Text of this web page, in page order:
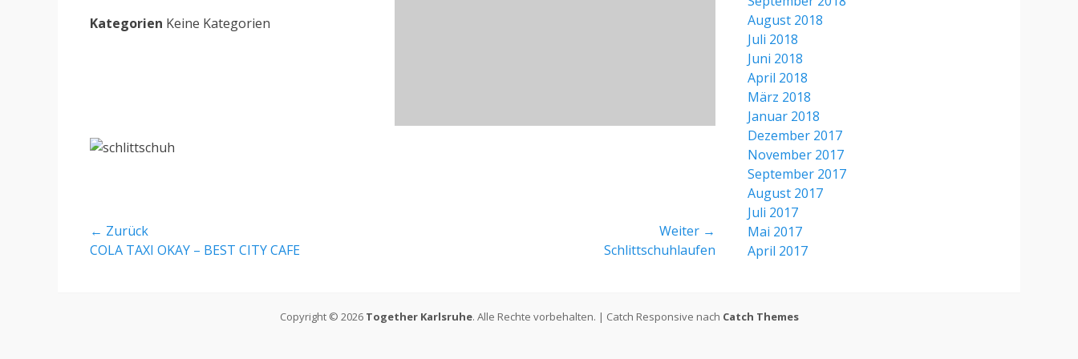
Kategorien Keine Kategorien
Beitragsnavigation
← Zurück
Vorheriger
COLA TAXI OKAY – BEST CITY CAFE
Weiter →
Schlittschuhlaufen
August 2018
Juli 2018
Juni 2018
April 2018
März 2018
Januar 2018
Dezember 2017
November 2017
September 2017
August 2017
Juli 2017
Mai 2017
April 2017
Copyright © 2026 Together Karlsruhe. Alle Rechte vorbehalten. | Catch Responsive nach Catch Themes